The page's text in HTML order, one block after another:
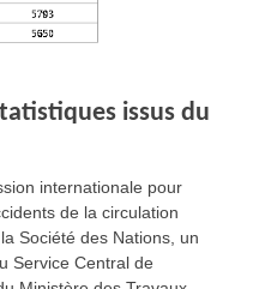
issus du
internationale pour
de la circulation
Société des Nations, un
Service Central de